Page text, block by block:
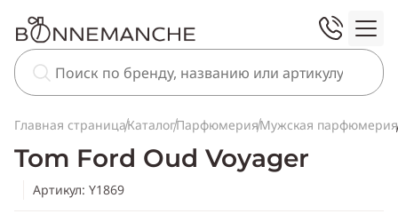
Главная страницаКаталогПарфюмерияМужская парфюмерия
Tom Ford Oud Voyager
Артикул: Y1869